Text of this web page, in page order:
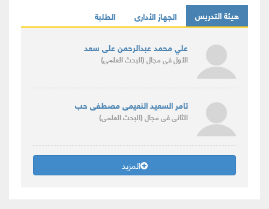
هيئة التدريس الجهاز الأدارى الطلبة
علي محمد عبدالرحمن على سعد
الأولفى مجال(البحث العلمى)
تامر السعيد النعيمى مصطفى حب
الثانىفى مجال(البحث العلمى)
المزيد